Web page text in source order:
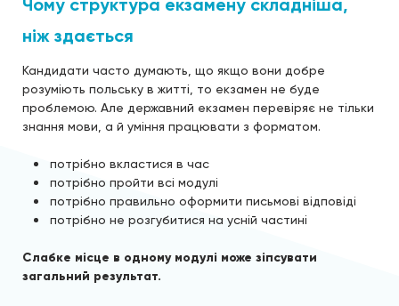
Чому структура екзамену складніша,
ніж здається
Кандидати часто думають, що якщо вони добре
розуміють польську в житті, то екзамен не буде
проблемою. Але державний екзамен перевіряє не тільки
знання мови, а й уміння працювати з форматом.
потрібно вкластися в час
потрібно пройти всі модулі
потрібно правильно оформити письмові відповіді
потрібно не розгубитися на усній частині
Слабке місце в одному модулі може зіпсувати
загальний результат.